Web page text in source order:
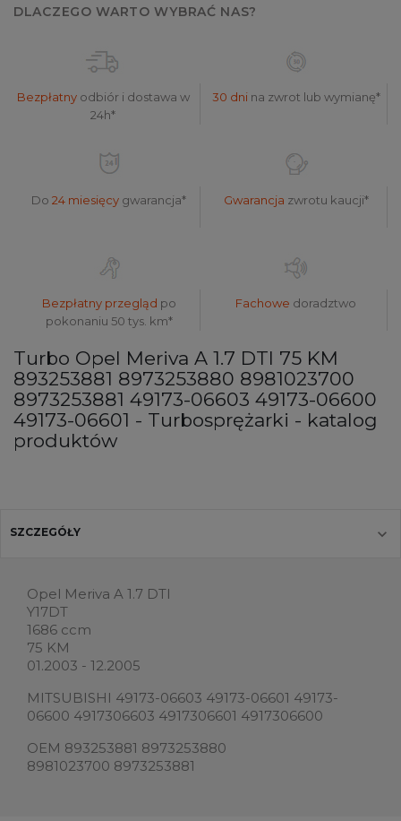
DLACZEGO WARTO WYBRAĆ NAS?
Bezpłatnyodbiór i dostawa w
24h*
30 dnina zwrot lub wymianę*
Do24 miesięcy gwarancja* Gwarancja zwrotu kaucji*
Bezpłatny przegląd po
pokonaniu 50 tys. km*
Fachowe doradztwo
Turbo Opel Meriva A 1.7 DTI 75 KM
893253881 8973253880 8981023700
8973253881 49173-06603 49173-06600
49173-06601 - Turbosprężarki - katalog
produktów
SZCZEGÓŁY
Opel Meriva A 1.7 DTI
Y17DT
1686 ccm
75 KM
01.2003 - 12.2005
MITSUBISHI 49173-06603 49173-06601 49173-
06600 4917306603 4917306601 4917306600
OEM 893253881 8973253880
8981023700 8973253881